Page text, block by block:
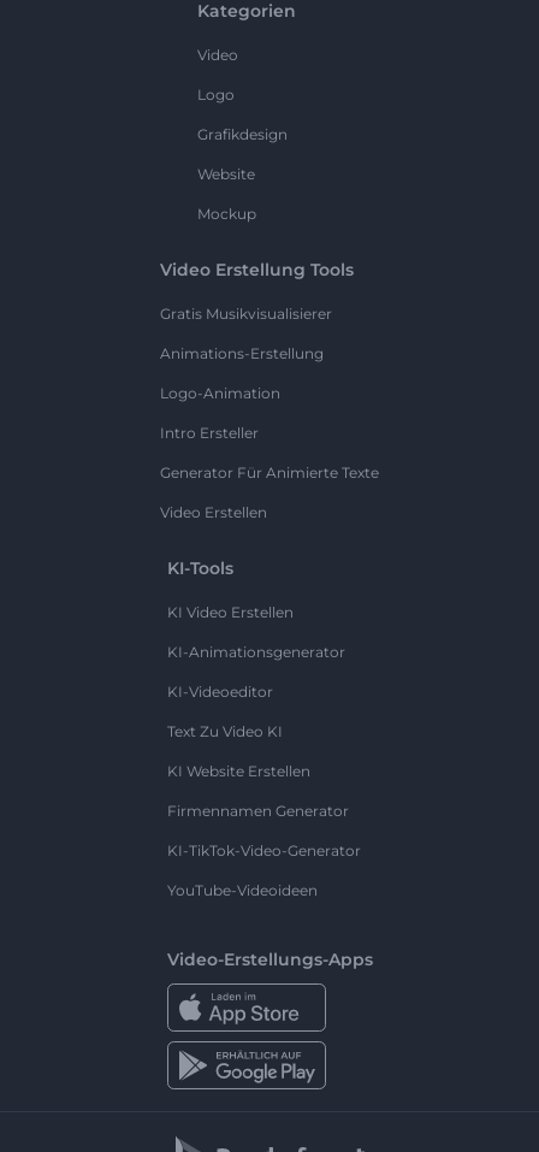
Kategorien
Video
Logo
Grafikdesign
Website
Mockup
Video Erstellung Tools
Gratis Musikvisualisierer
Animations-Erstellung
Logo-Animation
Intro Ersteller
Generator Für Animierte Texte
Video Erstellen
KI-Tools
KI Video Erstellen
KI-Animationsgenerator
KI-Videoeditor
Text Zu Video KI
KI Website Erstellen
Firmennamen Generator
KI-TikTok-Video-Generator
YouTube-Videoideen
Video-Erstellungs-Apps